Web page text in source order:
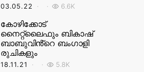
03.05.22 6.6K
കോഴിക്കോട്
നൈറ്റ്‌ലൈഫും ബികാഷ്
ബാബുവിൻ്റെ ബംഗാളി
രുചികളും
18.11.21 5.8K